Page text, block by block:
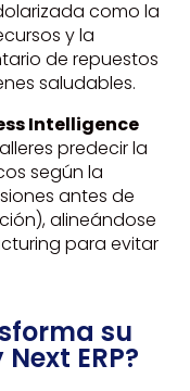
como la
y la
de repuestos
saludables.
Intelligence
predecir la
según la
antes de
alineándose
para evitar
su
ERP?